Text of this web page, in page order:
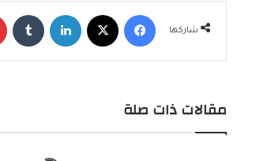
شاركها
مقالات ذات صلة